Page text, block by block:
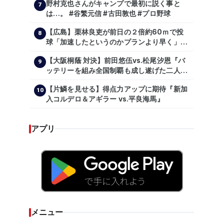
7
野村克也さんがキャンプで最初に説く事と
は…。 #谷繁元信 #古田敦也 #プロ野球
8
【広島】栗林良吏が前日の２倍約60ｍで投
球「加速したというのかプランより早く」自
9
【大阪桐蔭 対決】前田悠伍vs.松尾汐恩『バ
ッテリーを組み全国制覇も成し遂げた二人
10
【片鱗を見せる】得点力アップに期待『新加
入コルデロ＆アギラー vs.平良海馬』
アプリ
メニュー